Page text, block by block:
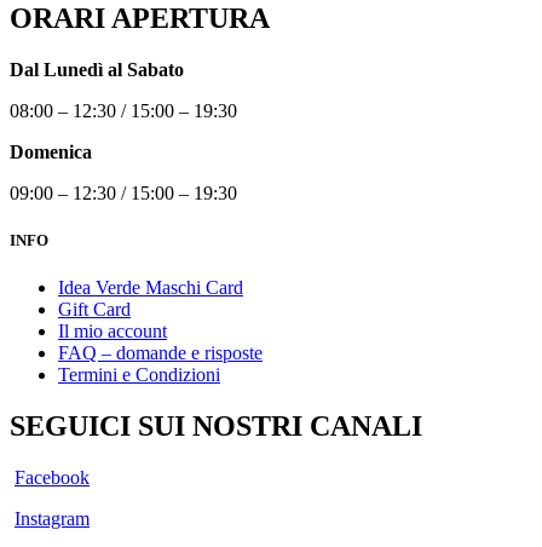
ORARI APERTURA
Dal Lunedì al Sabato
08:00 – 12:30 / 15:00 – 19:30
Domenica
09:00 – 12:30 / 15:00 – 19:30
INFO
Idea Verde Maschi Card
Gift Card
Il mio account
FAQ – domande e risposte
Termini e Condizioni
SEGUICI SUI NOSTRI CANALI
Facebook
Instagram